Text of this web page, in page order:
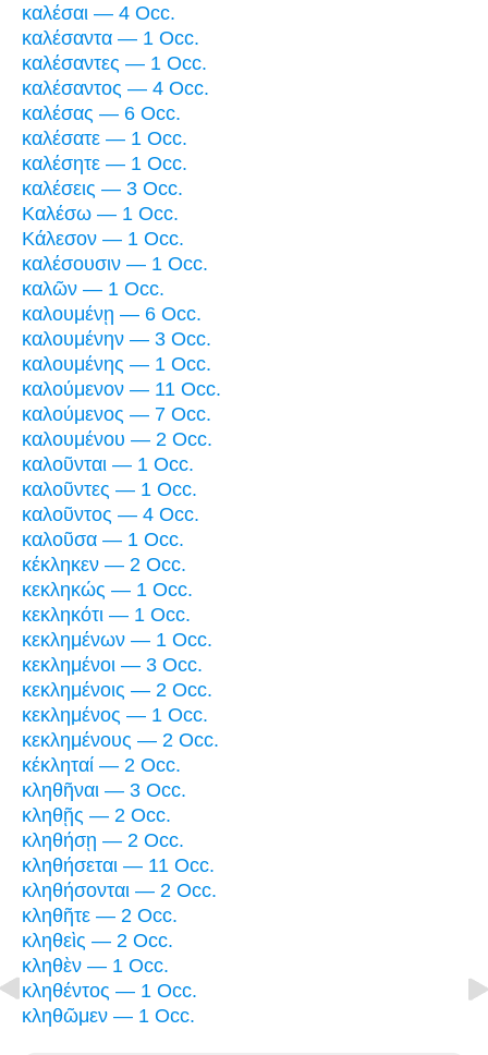
καλέσαι — 4 Occ.
καλέσαντα — 1 Occ.
καλέσαντες — 1 Occ.
καλέσαντος — 4 Occ.
καλέσας — 6 Occ.
καλέσατε — 1 Occ.
καλέσητε — 1 Occ.
καλέσεις — 3 Occ.
Καλέσω — 1 Occ.
Κάλεσον — 1 Occ.
καλέσουσιν — 1 Occ.
καλῶν — 1 Occ.
καλουμένῃ — 6 Occ.
καλουμένην — 3 Occ.
καλουμένης — 1 Occ.
καλούμενον — 11 Occ.
καλούμενος — 7 Occ.
καλουμένου — 2 Occ.
καλοῦνται — 1 Occ.
καλοῦντες — 1 Occ.
καλοῦντος — 4 Occ.
καλοῦσα — 1 Occ.
κέκληκεν — 2 Occ.
κεκληκώς — 1 Occ.
κεκληκότι — 1 Occ.
κεκλημένων — 1 Occ.
κεκλημένοι — 3 Occ.
κεκλημένοις — 2 Occ.
κεκλημένος — 1 Occ.
κεκλημένους — 2 Occ.
κέκληταί — 2 Occ.
κληθῆναι — 3 Occ.
κληθῇς — 2 Occ.
κληθήσῃ — 2 Occ.
κληθήσεται — 11 Occ.
κληθήσονται — 2 Occ.
κληθῆτε — 2 Occ.
κληθεὶς — 2 Occ.
κληθὲν — 1 Occ.
κληθέντος — 1 Occ.
κληθῶμεν — 1 Occ.